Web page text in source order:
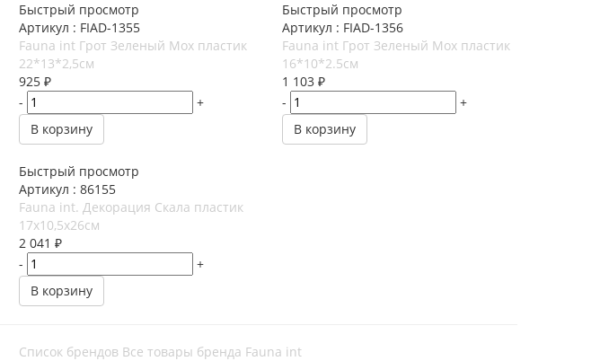
Быстрый просмотр
Артикул : FIAD-1355
Fauna int Грот Зеленый Мох пластик
22*13*2,5см
925 ₽
-
+
В корзину
Быстрый просмотр
Артикул : FIAD-1356
Fauna int Грот Зеленый Мох пластик
16*10*2.5см
1 103₽
-
+
В корзину
Быстрый просмотр
Артикул : 86155
Fauna int. Декорация Скала пластик
17х10,5х26см
2 041 ₽
-
+
В корзину
Список брендов Все товары бренда Fauna int